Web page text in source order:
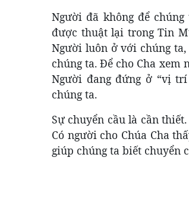
Người đã không để
được thuật lại trong Tin
Người luôn ở với chúng ta,
chúng ta. Để cho Cha
Người đang đứng ở “vị
chúng ta.
Sự chuyển cầu là cần
Có người cho Chúa Cha
giúp chúng ta biết chuyển